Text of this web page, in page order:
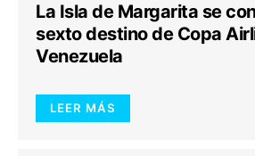
La Isla de Margarita se
sexto destino de Copa
Venezuela
LEER MÁS